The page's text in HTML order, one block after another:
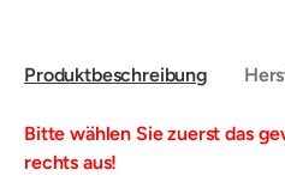
Produktbeschreibung
Bitte wählen Sie zuerst das
rechts aus!